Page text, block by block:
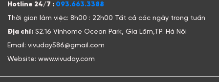
Hotline 24/7 : 093.663.3388
Thời gian làm việc: 8h00 : 22h00 Tất cả các ngày trong tuần
Địa chỉ: S2.16 Vinhome Ocean Park, Gia Lâm,TP. Hà Nội
Email: vivuday586@gmail.com
Website: www.vivuday.com